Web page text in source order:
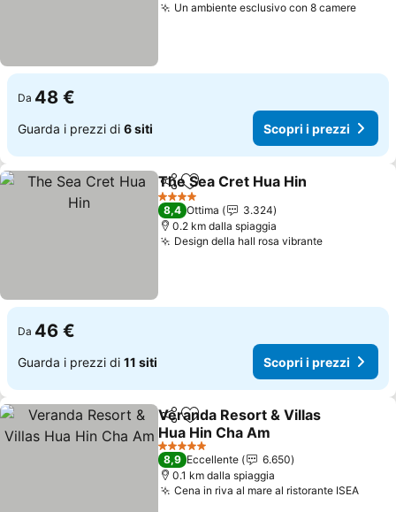
Un ambiente esclusivo con 8 camere
Da 48 €
Guarda i prezzi di 6 siti Scopri i prezzi
CondividiAggiungi ai preferiti
The Sea Cret Hua Hin
4 Stelle
8,4 Ottima
3.324
0.2 km dalla spiaggia
Design della hall rosa vibrante
Da 46 €
Guarda i prezzi di 11 siti Scopri i prezzi
CondividiAggiungi ai preferiti
Veranda Resort & Villas
Hua Hin Cha Am
5 Stelle
8,9 Eccellente
6.650
0.1 km dalla spiaggia
Cena in riva al mare al ristorante ISEA